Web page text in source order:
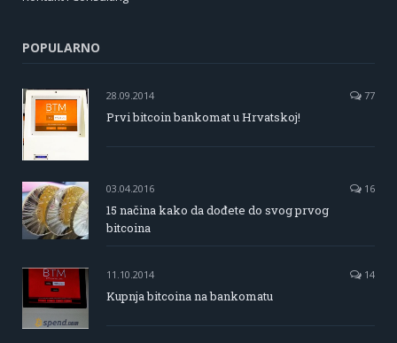
POPULARNO
28.09.2014 77
Prvi bitcoin bankomat u Hrvatskoj!
03.04.2016 16
15 načina kako da dođete do svog prvog
bitcoina
11.10.2014 14
Kupnja bitcoina na bankomatu